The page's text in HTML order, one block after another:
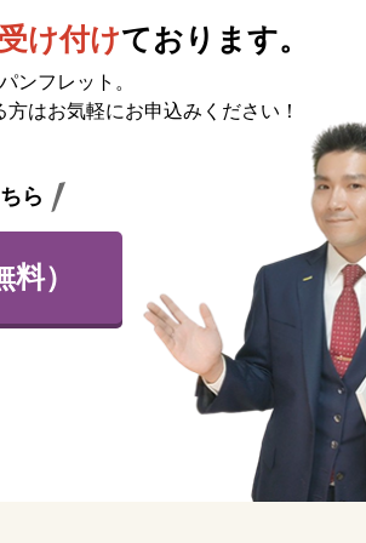
け付けております。
ンフレット。
はお気軽にお申込みください！
ら
）